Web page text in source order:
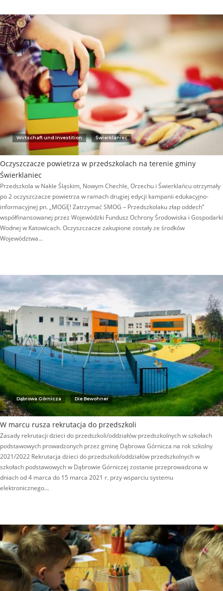
Wirtschaft und Investition Świerklaniec
Oczyszczacze powietrza w przedszkolach na terenie gminy
Świerklaniec
Przedszkola w Nakle Śląskim, Nowym Chechle, Orzechu i Świerklańcu otrzymały
po 2 oczyszczacze powietrza w ramach drugiej edycji kampanii edukacyjno-
informacyjnej pn. „MOGĘ! Zatrzymać SMOG – Przedszkolaku złap oddech”
współfinansowanej przez Wojewódzki Fundusz Ochrony Środowiska i Gospodarki
Wodnej w Katowicach. Oczyszczacze zakupione zostały ze środków
Województwa…
Dąbrowa Górnicza Die Bewohner
W marcu rusza rekrutacja do przedszkoli
Zasady rekrutacji dzieci do przedszkoli/oddziałów przedszkolnych w szkołach
podstawowych prowadzonych przez gminę Dąbrowa Górnicza na rok szkolny
2021/2022 Rekrutacja dzieci do przedszkoli/oddziałów przedszkolnych w
szkołach podstawowych w Dąbrowie Górniczej zostanie przeprowadzona w
dniach od 4 marca do 15 marca 2021 r. przy wsparciu systemu
elektronicznego…